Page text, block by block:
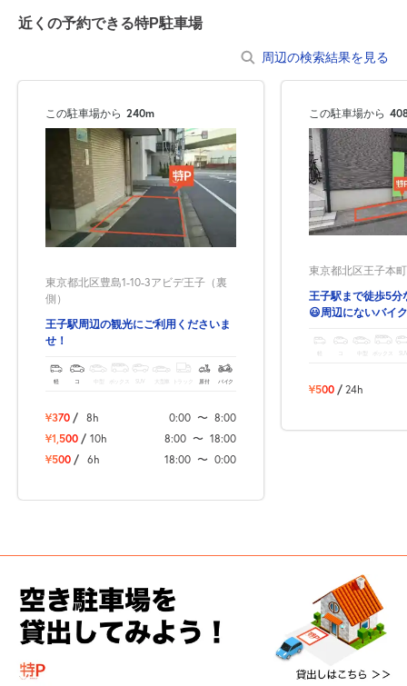
近くの予約できる特P駐車場
周辺の検索結果を見る
この駐車場から 240m
東京都北区豊島1-10-3アビデ王子（裏
側）
王子駅周辺の観光にご利用くださいま
せ！
軽 コ 中型 ボックス SUV 大型車 トラック 原付 バイク
¥370 / 8h 0:00 〜 8:00
¥1,500 / 10h 8:00 〜 18:00
¥500 / 6h 18:00 〜 0:00
この駐車場から
東京都北区王子本
王子駅まで徒歩5分
😃周辺にないバイ
軽 中型 ボックス
¥500 / 24h